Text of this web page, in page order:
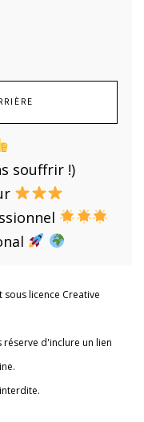
souffrir !)
licence Creative
d'inclure un lien